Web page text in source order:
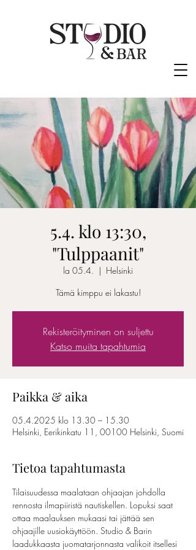
5.4. klo 13:30,
"Tulppaanit"
la 05.4.
  |
Helsinki
Tämä kimppu ei lakastu!
Rekisteröityminen on suljettu
Katso muita tapahtumia
Paikka & aika
05.4.2025 klo 13.30 – 15.30
Helsinki, Eerikinkatu 11, 00100 Helsinki, Suomi
Tietoa tapahtumasta
Tilaisuudessa maalataan ohjaajan johdolla
rennosta ilmapiiristä nautiskellen. Lopuksi saat
ottaa maalauksen mukaasi tai jättää sen
ohjaajille uusiokäyttöön. Studio & Barin
laadukkaasta juomatarjonnasta valikoit itsellesi